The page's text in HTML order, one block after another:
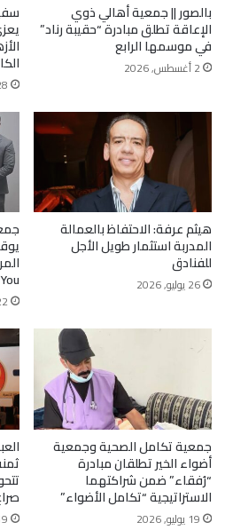
بالصور || جمعية أهالي ذوي
الإعاقة تطلق مبادرة “حقيبة رناد”
في موسمها الرابع
2 أغسطس, 2026
28
هيثم عرفة: الاحتفاظ بالعمالة
المدربة استثمار طويل الأجل
للفنادق
26 يوليو, 2026 You”
22
جمعية تكامل الصحية وجمعية
أضواء الخير تطلقان مبادرة
“رُفقاء” ضمن شراكتهما
الاستراتيجية “تكامل الأضواء”
19 يوليو, 2026 19